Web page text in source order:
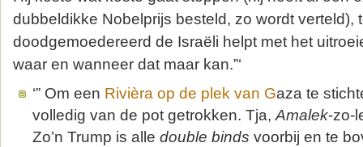
dubbeldikke Nobelprijs besteld, zo wordt verteld),
doodgemoedereerd de Israëli helpt met het
waar en wanneer dat maar kan.”‘
‘” Om een Rivièra op de plek van Gaza te
volledig van de pot getrokken. Tja, Amalek-zo-
Zo’n Trump is alle double binds voorbij en te